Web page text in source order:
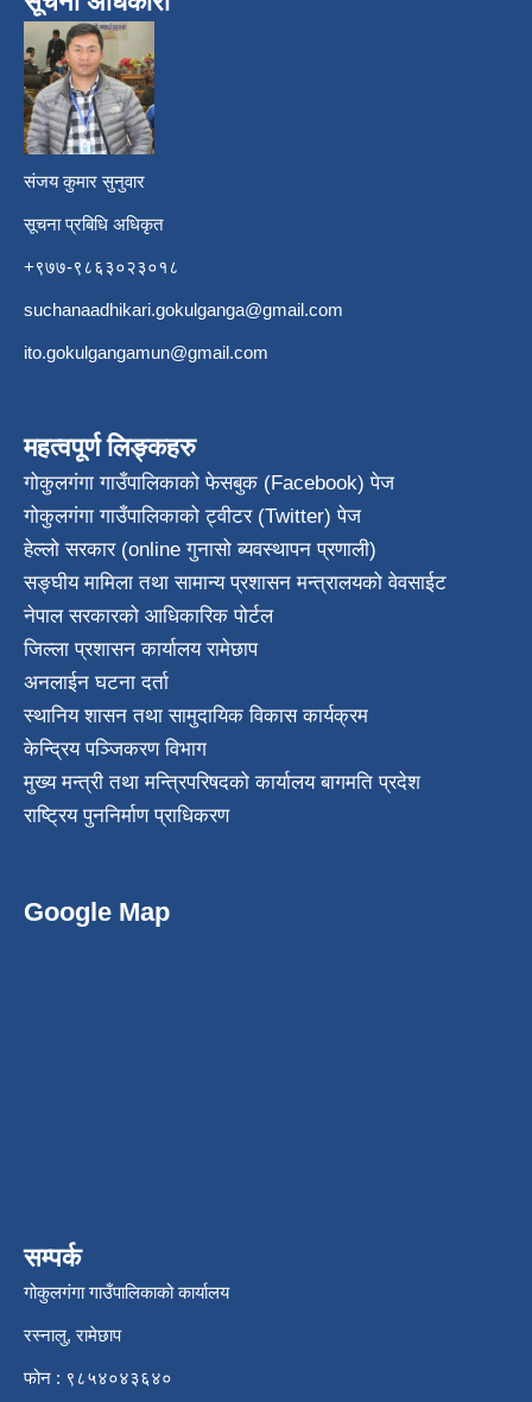
संजय कुमार सुनुवार
सूचना प्रबिधि अधिकृत
+९७७-९८६३०२३०१८
suchanaadhikari.gokulganga@gmail.com
ito.gokulgangamun@gmail.com
महत्वपूर्ण लिङ्कहरु
गोकुलगंगा गाउँपालिकाको फेसबुक (Facebook) पेज
गोकुलगंगा गाउँपालिकाको ट्वीटर (Twitter) पेज
हेल्लो सरकार (online गुनासो ब्यवस्थापन प्रणाली)
सङ्घीय मामिला तथा सामान्य प्रशासन मन्त्रालयको वेवसाईट
नेपाल सरकारको आधिकारिक पोर्टल
जिल्ला प्रशासन कार्यालय रामेछाप
अनलाईन घटना दर्ता
स्थानिय शासन तथा सामुदायिक विकास कार्यक्रम
केन्द्रिय पञ्जिकरण विभाग
मुख्य मन्त्री तथा मन्त्रिपरिषदको कार्यालय बागमति प्रदेश
राष्ट्रिय पुननिर्माण प्राधिकरण
Google Map
सम्पर्क
गोकुलगंगा गाउँपालिकाको कार्यालय
रस्नालु, रामेछाप
फोन : ९८५४०४३६४०